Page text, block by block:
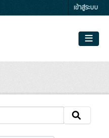
เข้าสู่ระบบ